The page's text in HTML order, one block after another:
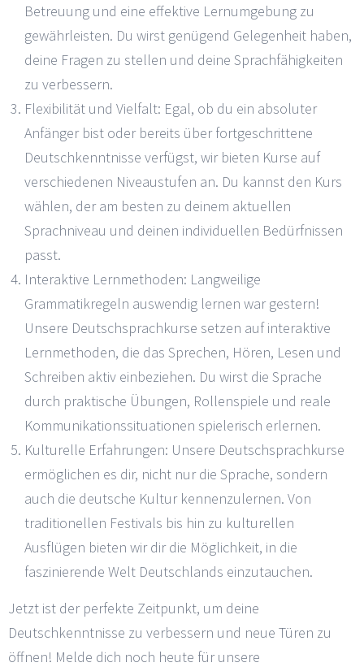
Betreuung und eine effektive Lernumgebung zu
gewährleisten. Du wirst genügend Gelegenheit haben,
deine Fragen zu stellen und deine Sprachfähigkeiten
zu verbessern.
Flexibilität und Vielfalt: Egal, ob du ein absoluter
Anfänger bist oder bereits über fortgeschrittene
Deutschkenntnisse verfügst, wir bieten Kurse auf
verschiedenen Niveaustufen an. Du kannst den Kurs
wählen, der am besten zu deinem aktuellen
Sprachniveau und deinen individuellen Bedürfnissen
passt.
Interaktive Lernmethoden: Langweilige
Grammatikregeln auswendig lernen war gestern!
Unsere Deutschsprachkurse setzen auf interaktive
Lernmethoden, die das Sprechen, Hören, Lesen und
Schreiben aktiv einbeziehen. Du wirst die Sprache
durch praktische Übungen, Rollenspiele und reale
Kommunikationssituationen spielerisch erlernen.
Kulturelle Erfahrungen: Unsere Deutschsprachkurse
ermöglichen es dir, nicht nur die Sprache, sondern
auch die deutsche Kultur kennenzulernen. Von
traditionellen Festivals bis hin zu kulturellen
Ausflügen bieten wir dir die Möglichkeit, in die
faszinierende Welt Deutschlands einzutauchen.
Jetzt ist der perfekte Zeitpunkt, um deine
Deutschkenntnisse zu verbessern und neue Türen zu
öffnen! Melde dich noch heute für unsere